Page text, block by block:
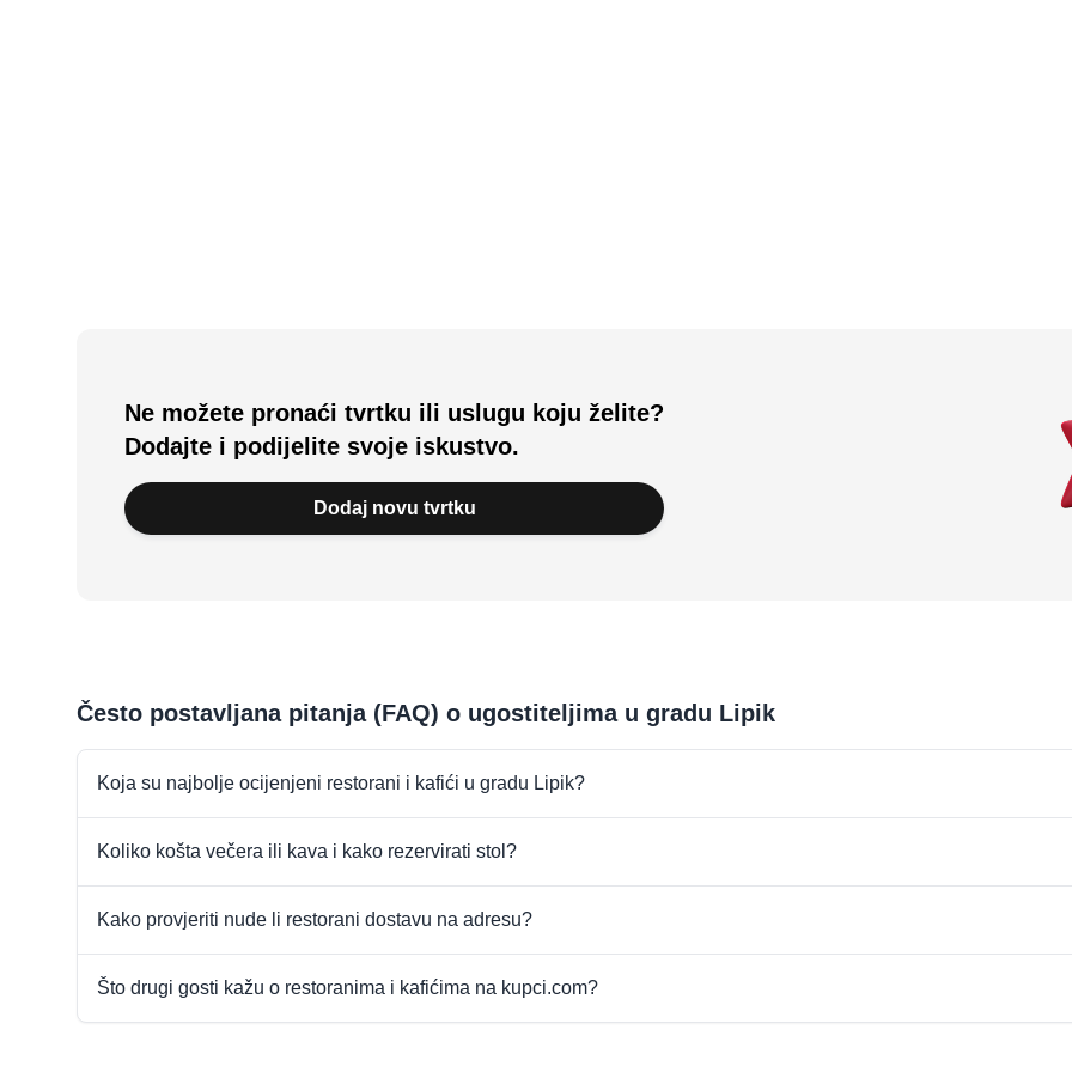
Ne možete pronaći tvrtku ili uslugu koju želite?
Dodajte i podijelite svoje iskustvo.
Dodaj novu tvrtku
Često postavljana pitanja (FAQ) o ugostiteljima u gradu Lipik
Koja su najbolje ocijenjeni restorani i kafići u gradu Lipik?
Koliko košta večera ili kava i kako rezervirati stol?
Kako provjeriti nude li restorani dostavu na adresu?
Što drugi gosti kažu o restoranima i kafićima na kupci.com?